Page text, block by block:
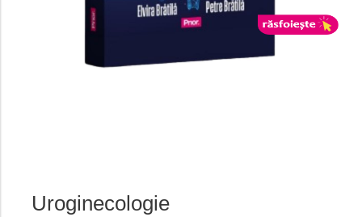
Uroginecologie